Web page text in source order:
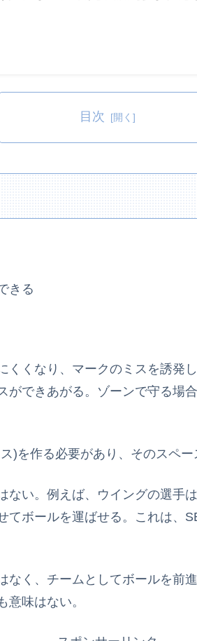
目次
きる
くくなり、マークのミスを誘発
できあがる。ゾーンで守る場
)を作る必要があり、そのスペー
い。例えば、ウイングの選手
ボールを運ばせる。これは、
く、チームとしてボールを前
味はない。